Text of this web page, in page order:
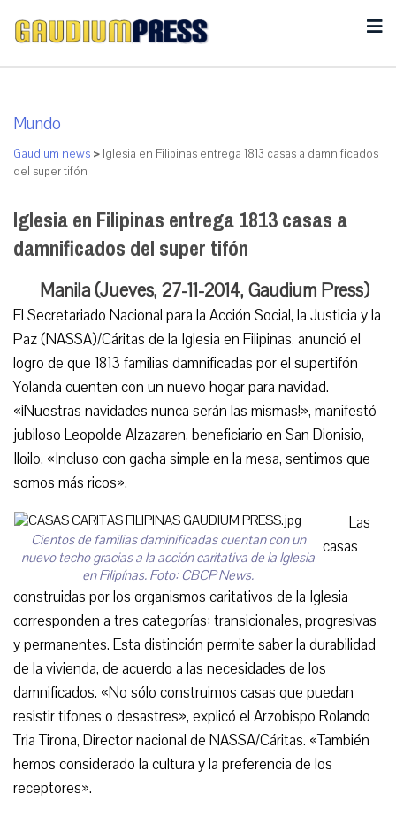
Mundo
Gaudium news > Iglesia en Filipinas entrega 1813 casas a damnificados
del super tifón
Iglesia en Filipinas entrega 1813 casas a
damnificados del super tifón
Manila (Jueves, 27-11-2014, Gaudium Press)
El Secretariado Nacional para la Acción Social, la Justicia y la
Paz (NASSA)/Cáritas de la Iglesia en Filipinas, anunció el
logro de que 1813 familias damnificadas por el supertifón
Yolanda cuenten con un nuevo hogar para navidad.
«¡Nuestras navidades nunca serán las mismas!», manifestó
jubiloso Leopolde Alzazaren, beneficiario en San Dionisio,
Iloilo. «Incluso con gacha simple en la mesa, sentimos que
somos más ricos».
Cientos de familias daminificadas cuentan con un
nuevo techo gracias a la acción caritativa de la Iglesia
en Filipínas. Foto: CBCP News.
Las
casas
construidas por los organismos caritativos de la Iglesia
corresponden a tres categorías: transicionales, progresivas
y permanentes. Esta distinción permite saber la durabilidad
de la vivienda, de acuerdo a las necesidades de los
damnificados. «No sólo construimos casas que puedan
resistir tifones o desastres», explicó el Arzobispo Rolando
Tria Tirona, Director nacional de NASSA/Cáritas. «También
hemos considerado la cultura y la preferencia de los
receptores».